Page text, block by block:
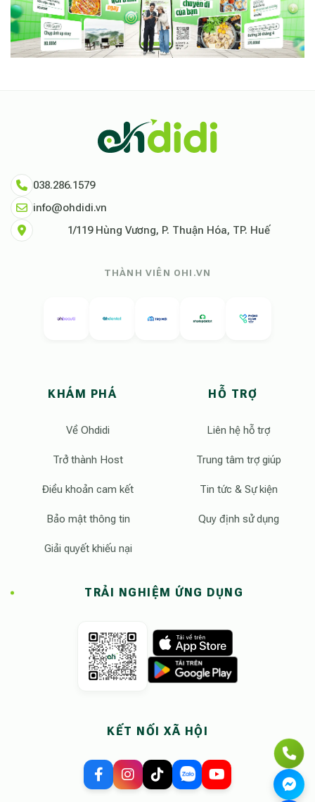
038.286.1579
info@ohdidi.vn
1/119 Hùng Vương, P. Thuận Hóa, TP. Huế
THÀNH VIÊN OHI.VN
KHÁM PHÁ
Về Ohdidi
Trở thành Host
Điều khoản cam kết
Bảo mật thông tin
Giải quyết khiếu nại
HỖ TRỢ
Liên hệ hỗ trợ
Trung tâm trợ giúp
Tin tức & Sự kiện
Quy định sử dụng
TRẢI NGHIỆM ỨNG DỤNG
KẾT NỐI XÃ HỘI